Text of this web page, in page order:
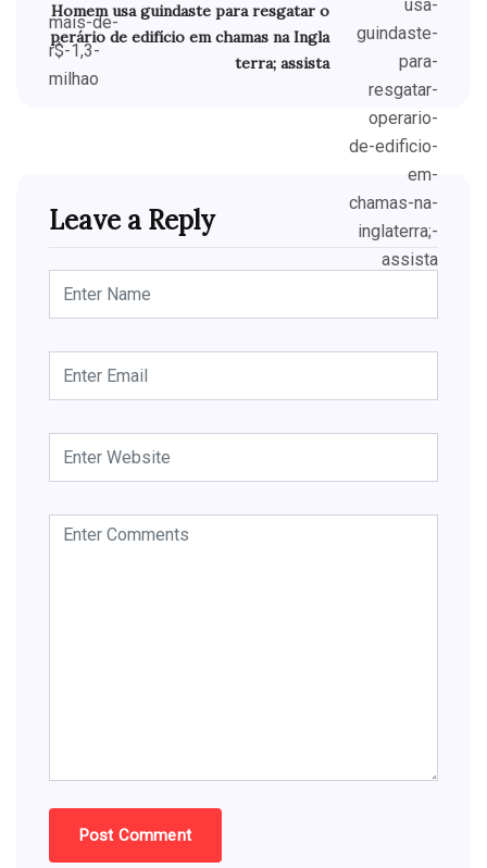
Homem usa guindaste para resgatar o
perário de edifício em chamas na Ingla
terra; assista
Leave a Reply